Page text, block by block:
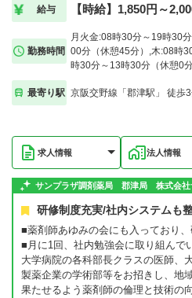
給与 【時給】1,850円～
勤務時間
月火金:08時30分～19時30
00分（休憩45分）,木:08時
時30分～13時30分（休憩0分
最寄り駅 京阪交野線「郡津駅」 徒歩
求人情報 法人情報
サンプラザ調剤薬局 郡津局 株式会社
研修制度充実/社内システムも
■薬剤師あゆみの会にも入っており、
■月に1回、社内勉強会に取り組んで
大学病院の各科部長クラスの医師、
製薬企業の学術部等をお招きし、地
果たせるよう薬剤師の倫理と技術の